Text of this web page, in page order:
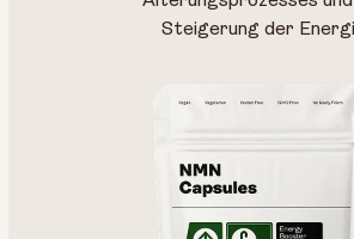
Steigerung der